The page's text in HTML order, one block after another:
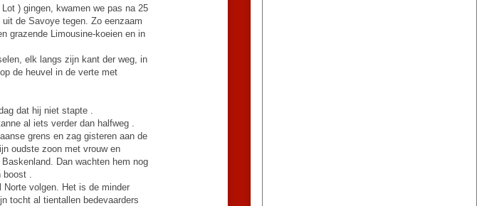
) gingen, kwamen we pas na 25
de Savoye tegen. Zo eenzaam
grazende Limousine-koeien en in
elk langs zijn kant der weg, in
de heuvel in de verte met
dat hij niet stapte .
al iets verder dan halfweg .
grens en zag gisteren aan de
oudste zoon met vrouw en
Dan wachten hem nog
.
volgen. Het is de minder
tocht al tientallen bedevaarders